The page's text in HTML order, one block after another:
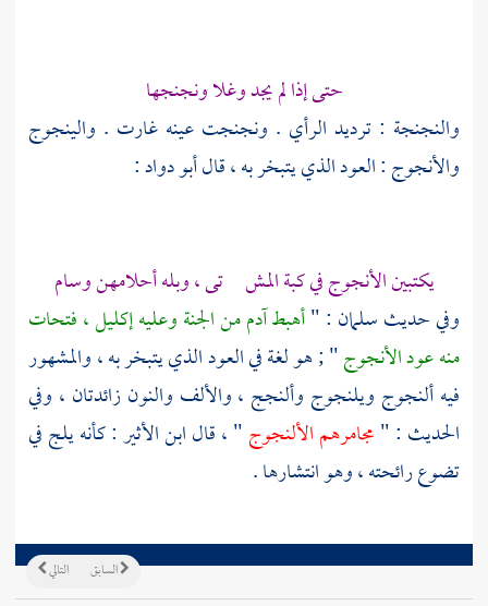
حتى إذا لم يجد وغلا ونجنجها
والنجنجة : ترديد الرأي . ونجنجت عينه غارت . والينجوج
والأنجوج : العود الذي يتبخر به ، قالأبو دواد:
يكتبين الأنجوج في كبة المش تى ، وبله أحلامهن وسام
وفي حديثسلمان : "أهبطآدممن الجنة وعليه إكليل ، فتحات
منه عود الأنجوج" ; هو لغة في العود الذي يتبخر به ، والمشهور
فيه ألنجوج ويلنجوج وألنجج ، والألف والنون زائدتان ، وفي
الحديث : "مجامرهم الألنجوج" ، قالابن الأثير: كأنه يلج في
تضوع رائحته ، وهو انتشارها .
التالي السابق